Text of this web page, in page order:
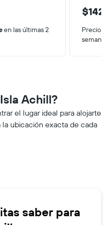
$142
en las últimas 2
Precio
Achill?
el lugar ideal para alojarte
ubicación exacta de cada
saber para